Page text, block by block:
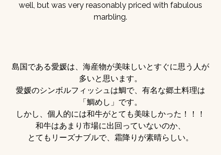
well, but was very reasonably priced with fabulous
marbling.
島国である愛媛は、海産物が美味しいとすぐに思う人が
多いと思います。
愛媛のシンボルフィッシュは鯛で、有名な郷土料理は
「鯛めし」です。
しかし、個人的には和牛がとても美味しかった！！！
和牛はあまり市場に出回っていないのか、
とてもリーズナブルで、霜降りが素晴らしい。